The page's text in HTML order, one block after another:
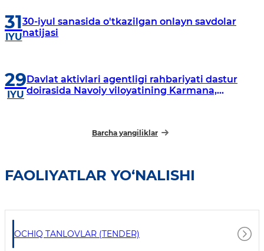
31
IYU
30-iyul sanasida o'tkazilgan onlayn savdolar
natijasi
29
IYU
Davlat aktivlari agentligi rahbariyati dastur
doirasida Navoiy viloyatining Karmana,
Barcha yangiliklar
FAOLIYATLAR YO‘NALISHI
OCHIQ TANLOVLAR (TENDER)